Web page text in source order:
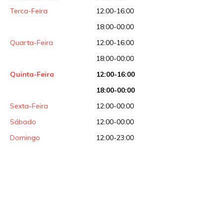
Terca-Feira
12:00-16:00
18:00-00:00
Quarta-Feira
12:00-16:00
18:00-00:00
Quinta-Feira
12:00-16:00
18:00-00:00
Sexta-Feira
12:00-00:00
Sábado
12:00-00:00
Domingo
12:00-23:00